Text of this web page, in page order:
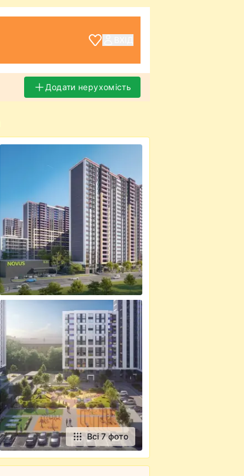
Додати нерухомість
Всі 7 фото